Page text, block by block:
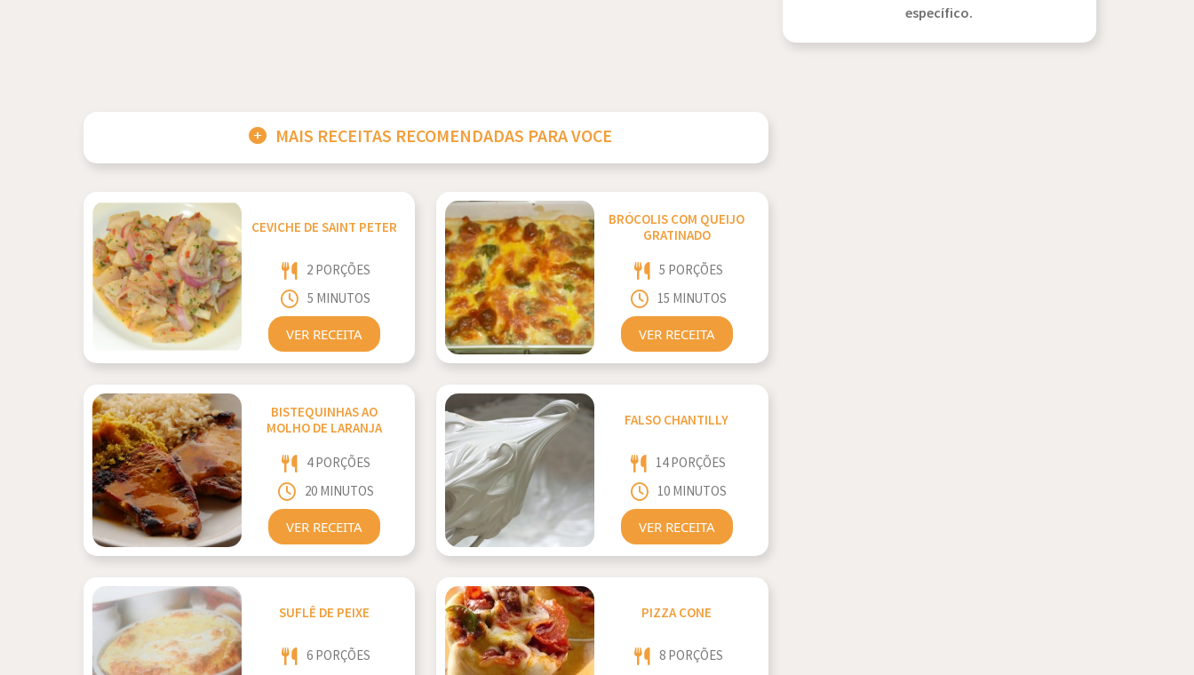
MAIS RECEITAS RECOMENDADAS PARA VOCE
CEVICHE DE SAINT PETER
2 PORÇÕES
5 MINUTOS
VER RECEITA
BRÓCOLIS COM QUEIJO
GRATINADO
5 PORÇÕES
15 MINUTOS
VER RECEITA
BISTEQUINHAS AO
MOLHO DE LARANJA
4 PORÇÕES
20 MINUTOS
VER RECEITA
FALSO CHANTILLY
14 PORÇÕES
10 MINUTOS
VER RECEITA
SUFLÊ DE PEIXE
6 PORÇÕES
PIZZA CONE
8 PORÇÕES
específico.